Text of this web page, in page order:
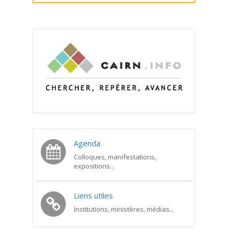
Agenda
Colloques, manifestations,
expositions...
Liens utiles
Institutions, ministères, médias...